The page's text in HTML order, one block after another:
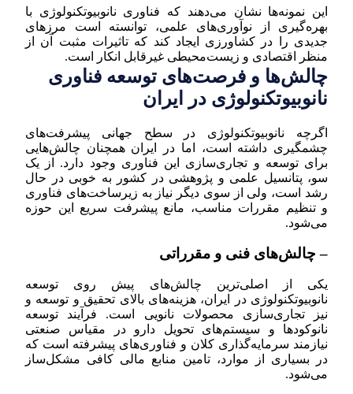
این نمونه‌ها نشان می‌دهند که فناوری نانوبیوتکنولوژی با
بهره‌گیری از نوآوری‌های علمی، توانسته است مرزهای
جدیدی را در کشاورزی ایجاد کند که تاثیرات مثبت آن از
منظر اقتصادی و زیست‌محیطی غیرقابل انکار است.
چالش‌ها و فرصت‌های توسعه فناوری
نانوبیوتکنولوژی در ایران
اگرچه نانوبیوتکنولوژی در سطح جهانی پیشرفت‌های
چشمگیری داشته است، اما در ایران همچنان چالش‌هایی
برای توسعه و تجاری‌سازی این فناوری وجود دارد. از یک
سو، پتانسیل علمی و پژوهشی در کشور به خوبی در حال
رشد است، ولی از سوی دیگر نیاز به زیرساخت‌های فناوری
و تنظیم مقررات مناسب، مانع پیشرفت سریع این حوزه
می‌شود.
– چالش‌های فنی و مقرراتی
یکی از اصلی‌ترین چالش‌های پیش روی توسعه
نانوبیوتکنولوژی در ایران، هزینه‌های بالای تحقیق و توسعه و
نیز تجاری‌سازی محصولات نانویی است. فرآیند توسعه
نانوکودها و سیستم‌های تحویل دارو در مقیاس صنعتی
نیازمند سرمایه‌گذاری کلان و فناوری‌های پیشرفته است که
در بسیاری از موارد، تامین منابع مالی کافی مشکل‌ساز
می‌شود.